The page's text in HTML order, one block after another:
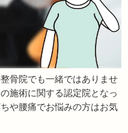
骨院でも一緒ではありませ
施術に関する認定院となっ
や腰痛でお悩みの方はお気